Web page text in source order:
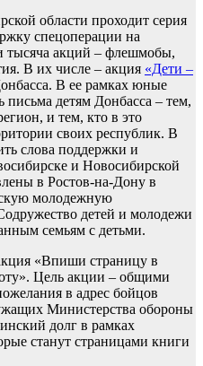
области проходит серия
спецоперации на
тысяча акций – флешмобы,
В их числе – акция «Дети –
В ее рамках юные
письма детям Донбасса – тем,
и тем, кто в это
своих республик. В
слова поддержки и
и Новосибирской
в Ростов-на-Дону в
молодежную
детей и молодежи
семьям с детьми.
«Впиши страницу в
Цель акции – общими
в адрес бойцов
Министерства обороны
долг в рамках
станут страницами книги